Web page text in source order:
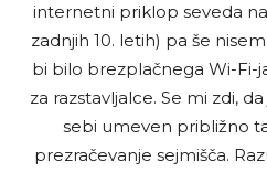
internetni priklop seveda
zadnjih 10. letih) pa še
bi bilo brezplačnega Wi-Fi-
za razstavljalce. Se mi zdi,
sebi umeven približno
prezračevanje sejmišča.